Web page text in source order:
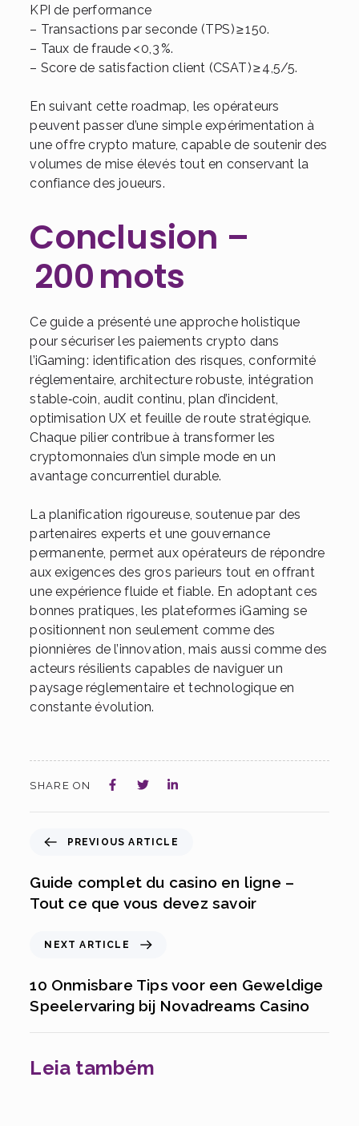
KPI de performance
– Transactions par seconde (TPS) ≥ 150.
– Taux de fraude < 0,3 %.
– Score de satisfaction client (CSAT) ≥ 4,5/5.
En suivant cette roadmap, les opérateurs
peuvent passer d’une simple expérimentation à
une offre crypto mature, capable de soutenir des
volumes de mise élevés tout en conservant la
confiance des joueurs.
Conclusion –
200 mots
Ce guide a présenté une approche holistique
pour sécuriser les paiements crypto dans
l’iGaming : identification des risques, conformité
réglementaire, architecture robuste, intégration
stable‑coin, audit continu, plan d’incident,
optimisation UX et feuille de route stratégique.
Chaque pilier contribue à transformer les
cryptomonnaies d’un simple mode en un
avantage concurrentiel durable.
La planification rigoureuse, soutenue par des
partenaires experts et une gouvernance
permanente, permet aux opérateurs de répondre
aux exigences des gros parieurs tout en offrant
une expérience fluide et fiable. En adoptant ces
bonnes pratiques, les plateformes iGaming se
positionnent non seulement comme des
pionnières de l’innovation, mais aussi comme des
acteurs résilients capables de naviguer un
paysage réglementaire et technologique en
constante évolution.
SHARE ON
PREVIOUS ARTICLE
Guide complet du casino en ligne –
Tout ce que vous devez savoir
NEXT ARTICLE
10 Onmisbare Tips voor een Geweldige
Speelervaring bij Novadreams Casino
Leia também